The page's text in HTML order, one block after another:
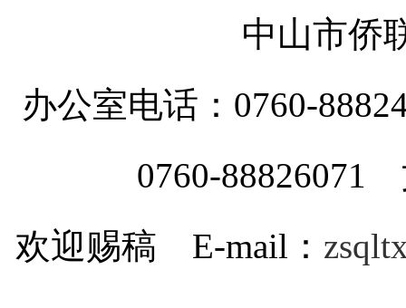
中山市侨
办公室电话：0760-
0760-88826071
欢迎赐稿 E-mail：